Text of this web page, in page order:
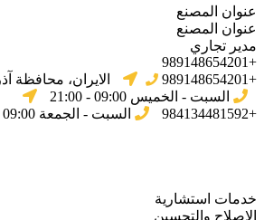
عنوان المصنع
عنوان المصنع
مدير تجاري
+989148654201
+989148654201
الایران، محافظة
السبت - الخميس 09:00 - 21:00
+984134481592
السبت - الجمعة 09:00 - 17:00
خدمات استشارية
الإصلاح والتحسين